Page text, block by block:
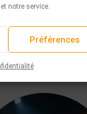
notre service.
Préférences